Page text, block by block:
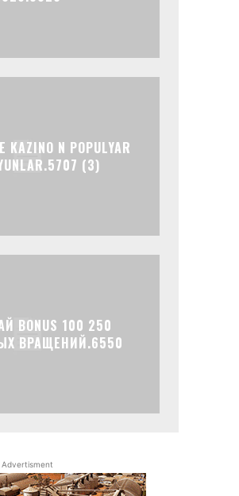
KAZINO N POPULYAR
(3)
BONUS 100 250
ВРАЩЕНИЙ.6550
Advertisment